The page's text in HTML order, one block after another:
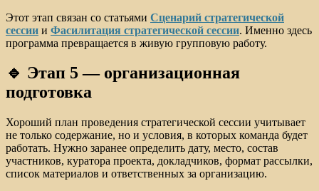
Этот этап связан со статьями Сценарий стратегической
сессии и Фасилитация стратегической сессии. Именно здесь
программа превращается в живую групповую работу.
🔹 Этап 5 — организационная
подготовка
Хороший план проведения стратегической сессии учитывает
не только содержание, но и условия, в которых команда будет
работать. Нужно заранее определить дату, место, состав
участников, куратора проекта, докладчиков, формат рассылки,
список материалов и ответственных за организацию.